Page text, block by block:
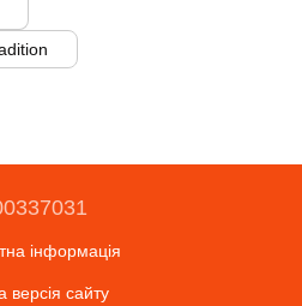
інформація
версія сайту